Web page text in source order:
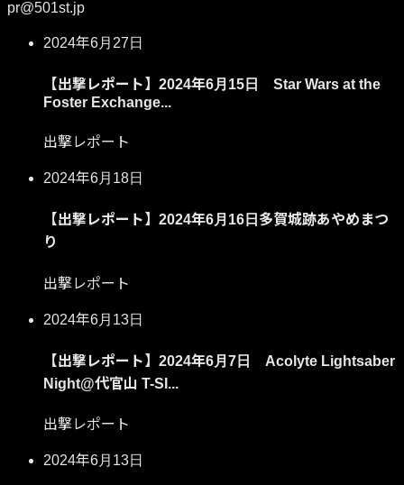
pr@501st.jp
2024年6月27日
【出撃レポート】2024年6月15日 Star Wars at the
Foster Exchange...
出撃レポート
2024年6月18日
【出撃レポート】2024年6月16日多賀城跡あやめまつ
り
出撃レポート
2024年6月13日
【出撃レポート】2024年6月7日 Acolyte Lightsaber
Night@代官山 T-SI...
出撃レポート
2024年6月13日